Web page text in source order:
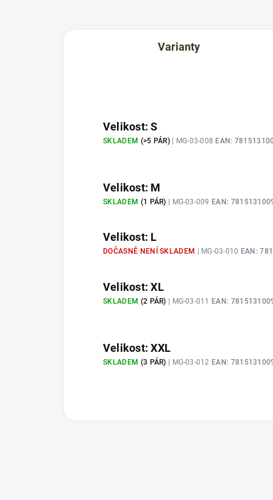
Varianty
Velikost: S
SKLADEM (>5 PÁR) | MG-03-008 EAN:
Velikost: M
SKLADEM (1 PÁR) | MG-03-009 EAN:
Velikost: L
DOČASNĚ NENÍ SKLADEM | MG-03-010 EAN:
Velikost: XL
SKLADEM (2 PÁR) | MG-03-011 EAN:
Velikost: XXL
SKLADEM (3 PÁR) | MG-03-012 EAN: